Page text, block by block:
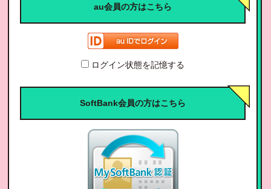
au会員の方はこちら
ログイン状態を記憶する
SoftBank会員の方はこちら